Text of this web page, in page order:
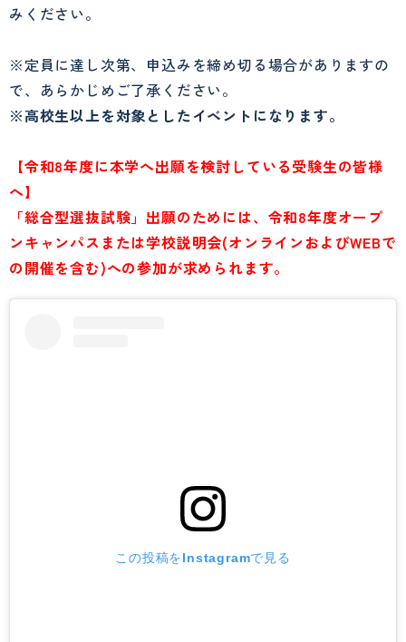
みください。
※定員に達し次第、申込みを締め切る場合がありますの
で、あらかじめご了承ください。
※高校生以上を対象としたイベントになります。
【令和8年度に本学へ出願を検討している受験生の皆様
へ】
「総合型選抜試験」出願のためには、令和8年度オープ
ンキャンパスまたは学校説明会(オンラインおよびWEBで
の開催を含む)への参加が求められます。
この投稿をInstagramで見る